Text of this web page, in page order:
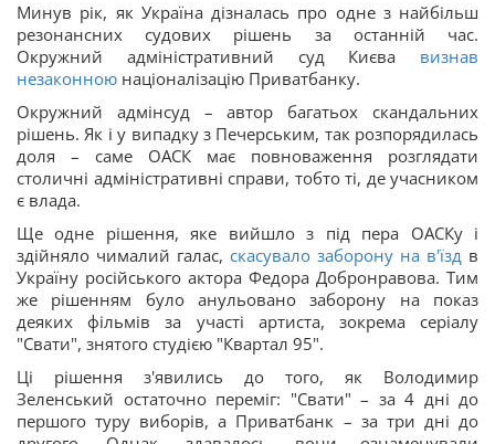
Минув рік, як Україна дізналась про одне з найбільш
резонансних судових рішень за останній час.
Окружний адміністративний суд Києва визнав
незаконною націоналізацію Приватбанку.
Окружний адмінсуд – автор багатьох скандальних
рішень. Як і у випадку з Печерським, так розпорядилась
доля – саме ОАСК має повноваження розглядати
столичні адміністративні справи, тобто ті, де учасником
є влада.
Ще одне рішення, яке вийшло з під пера ОАСКу і
здійняло чималий галас, скасувало заборону на в'їзд в
Україну російського актора Федора Добронравова. Тим
же рішенням було анульовано заборону на показ
деяких фільмів за участі артиста, зокрема серіалу
"Свати", знятого студією "Квартал 95".
Ці рішення з'явились до того, як Володимир
Зеленський остаточно переміг: "Свати" – за 4 дні до
першого туру виборів, а Приватбанк – за три дні до